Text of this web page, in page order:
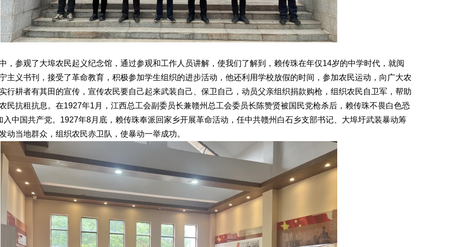
，参观了大埠农民起义纪念馆，通过参观和工作人员讲解，使我们了解到，赖传珠在年仅14岁的中学时代，就阅
主义书刊，接受了革命教育，积极参加学生组织的进步活动，他还利用学校放假的时间，参加农民运动，向广大农
行耕者有其田的宣传，宣传农民要自己起来武装自己、保卫自己，动员父亲组织捐款购枪，组织农民自卫军，帮助
民抗租抗息。在1927年1月，江西总工会副委员长兼赣州总工会委员长陈赞贤被国民党枪杀后，赖传珠不畏白色恐
入中国共产党。1927年8月底，赖传珠奉派回家乡开展革命活动，任中共赣州白石乡支部书记、大埠圩武装暴动筹
动当地群众，组织农民赤卫队，使暴动一举成功。